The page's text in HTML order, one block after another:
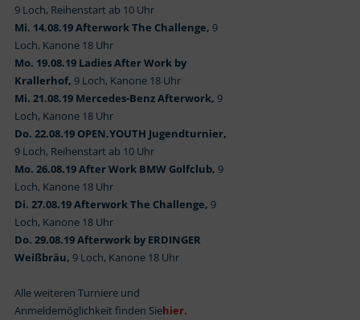
9 Loch, Reihenstart ab 10 Uhr
Mi. 14.08.19 Afterwork The Challenge, 9
Loch, Kanone 18 Uhr
Mo. 19.08.19 Ladies After Work by
Krallerhof, 9 Loch, Kanone 18 Uhr
Mi. 21.08.19 Mercedes-Benz Afterwork, 9
Loch, Kanone 18 Uhr
Do. 22.08.19 OPEN.YOUTH Jugendturnier,
9 Loch, Reihenstart ab 10 Uhr
Mo. 26.08.19 After Work BMW Golfclub, 9
Loch, Kanone 18 Uhr
Di. 27.08.19 Afterwork The Challenge, 9
Loch, Kanone 18 Uhr
Do. 29.08.19 Afterwork by ERDINGER
Weißbräu, 9 Loch, Kanone 18 Uhr
Alle weiteren Turniere und
Anmeldemöglichkeit finden Siehier.